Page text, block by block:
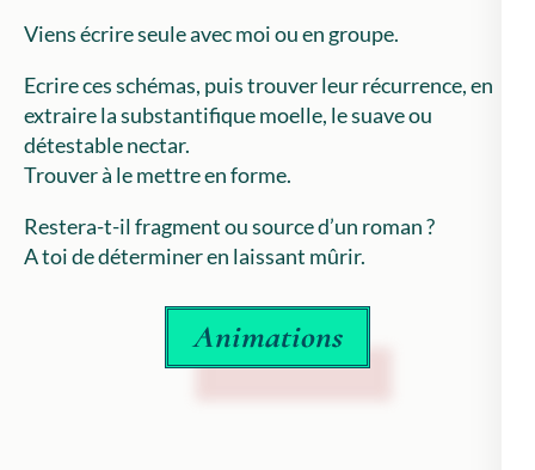
Viens écrire seule avec moi ou en groupe.
Ecrire ces schémas, puis trouver leur récurrence, en
extraire la substantifique moelle, le suave ou
détestable nectar.
Trouver à le mettre en forme.
Restera-t-il fragment ou source d’un roman ?
A toi de déterminer en laissant mûrir.
Animations